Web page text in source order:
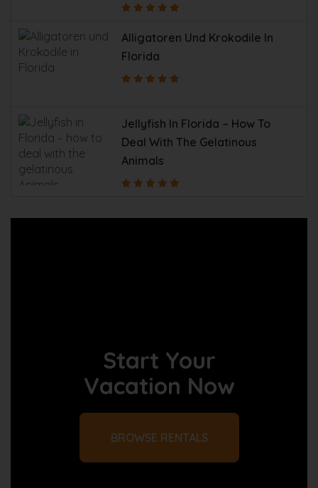
Alligatoren Und Krokodile In
Florida
Jellyfish In Florida – How To
Deal With The Gelatinous
Animals
Start Your
Vacation Now
BROWSE RENTALS